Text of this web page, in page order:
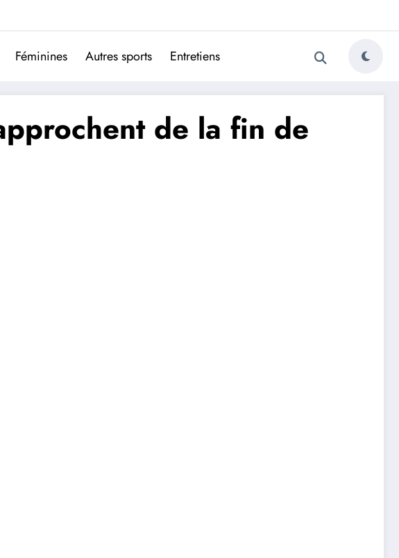
football portugais
Féminines Autres sports Entretiens
de la fin de